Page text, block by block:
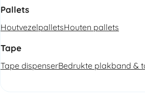
Pallets
HoutvezelpalletsHouten pallets
Tape
Tape dispenserBedrukte plakband &